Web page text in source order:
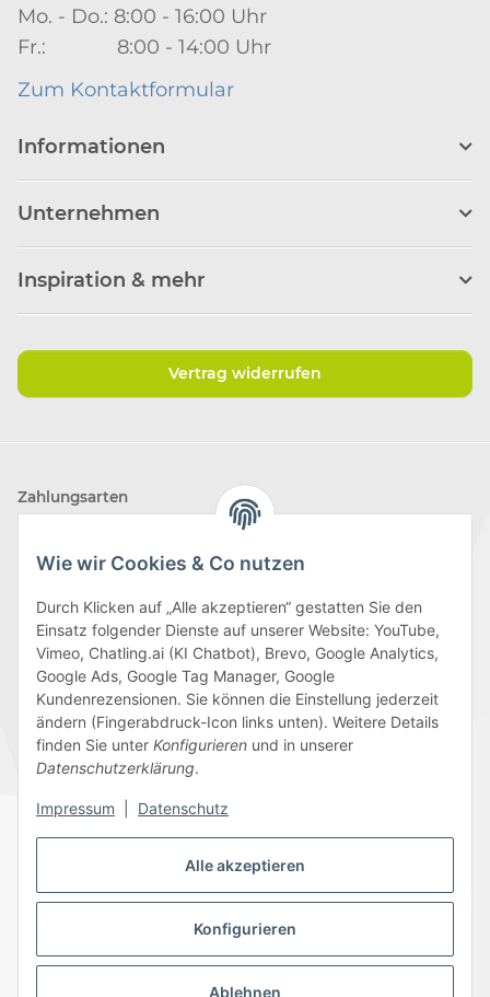
Alle akzeptieren
Konfigurieren
Ablehnen
Wie wir Cookies & Co nutzen
Durch Klicken auf „Alle akzeptieren“ gestatten Sie den
Einsatz folgender Dienste auf unserer Website: YouTube,
Vimeo, Chatling.ai (KI Chatbot), Brevo, Google Analytics,
Google Ads, Google Tag Manager, Google
Kundenrezensionen. Sie können die Einstellung jederzeit
ändern (Fingerabdruck-Icon links unten). Weitere Details
finden Sie unter Konfigurieren und in unserer
Datenschutzerklärung.
Impressum Datenschutz
Mo. - Do.: 8:00 - 16:00 Uhr
Fr.: 8:00 - 14:00 Uhr
Zum Kontaktformular
Informationen
Unternehmen
Inspiration & mehr
Vertrag widerrufen
Zahlungsarten
Wir versenden mit
Folge uns
DatenschutzAGBSitemapImpressum
BatteriegesetzhinweiseWiderrufsrecht